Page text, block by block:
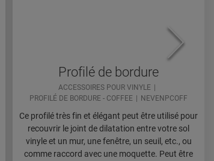
Profilé de bordure
ACCESSOIRES POUR VINYLE
PROFILÉ DE BORDURE - COFFEE
NEVENPCOFF
Ce profilé très fin et élégant peut être utilisé pour
recouvrir le joint de dilatation entre votre sol
vinyle et un mur, une fenêtre, un seuil, etc., ou
comme raccord avec une moquette. Peut être